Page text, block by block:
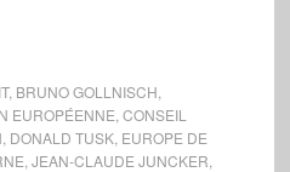
, BRUNO GOLLNISCH
EUROPÉENNE CONSEIL
DONALD TUSK, EUROPE DE
JEAN-CLAUDE JUNCKER